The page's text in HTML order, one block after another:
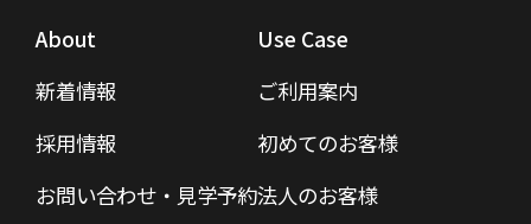
About
新着情報
採用情報
お問い合わせ・見学予約
Use Case
ご利用案内
初めてのお客様
法人のお客様